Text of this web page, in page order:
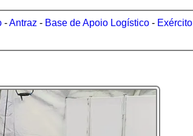
-Antraz - Base de Apoio Logístico- Exército